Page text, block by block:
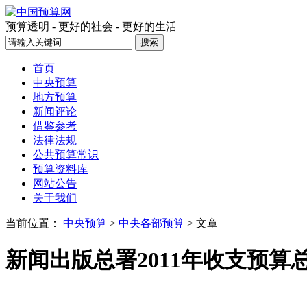
预算透明 - 更好的社会 - 更好的生活
首页
中央预算
地方预算
新闻评论
借鉴参考
法律法规
公共预算常识
预算资料库
网站公告
关于我们
当前位置： 中央预算 > 中央各部预算 > 文章
新闻出版总署2011年收支预算